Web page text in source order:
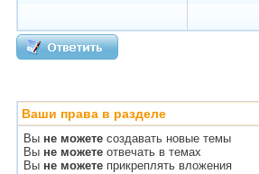
Ваши права в разделе
Вы не можете создавать новые темы
Вы не можете отвечать в темах
Вы не можете прикреплять вложения